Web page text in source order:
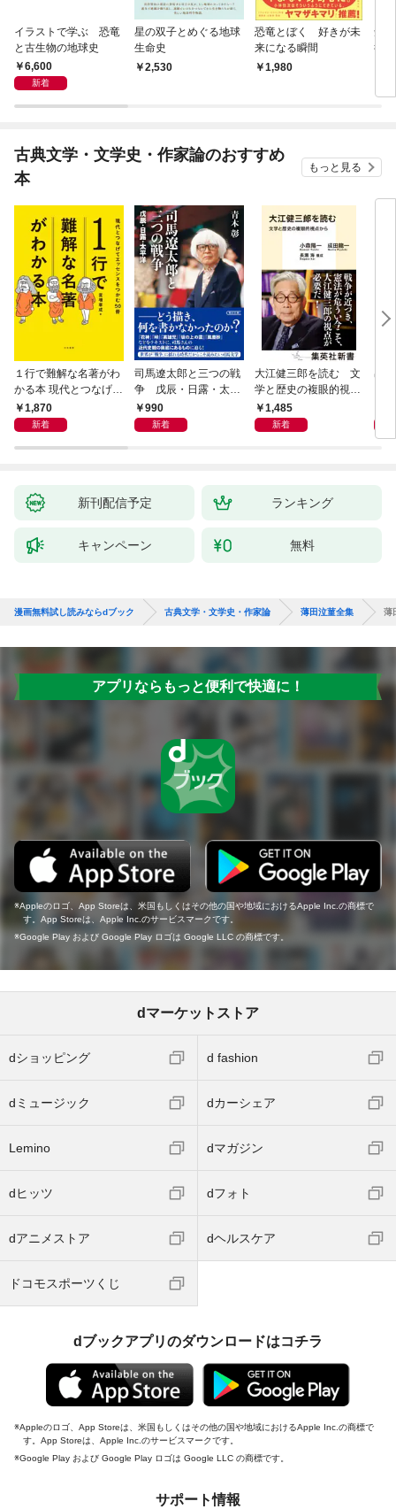
イラストで学ぶ 恐竜
と古生物の地球史
6,600
新着
星の双子とめぐる地球
生命史
2,530
恐竜とぼく 好きが未
来になる瞬間
1,980
知
行
古典文学・文学史・作家論のおすすめ
本
もっと見る
１行で難解な名著がわ
かる本 現代とつなげて
エッセンスをつかむ50
冊
1,870
新着
司馬遼太郎と三つの戦
争 戊辰・日露・太平
洋990
新着
大江健三郎を読む 文
学と歴史の複眼的視点
から1,485
新着
出
新刊配信予定 ランキング
キャンペーン 無料
漫画無料試し読みならdブック 古典文学・文学史・作家論 薄田泣菫全集 薄
アプリならもっと便利で快適に！
Appleのロゴ、App Storeは、米国もしくはその他の国や地域におけるApple Inc.の商標で
す。App Storeは、Apple Inc.のサービスマークです。
Google Play および Google Play ロゴは Google LLC の商標です。
dマーケットストア
dショッピング d fashion
dミュージック dカーシェア
Lemino dマガジン
dヒッツ dフォト
dアニメストア dヘルスケア
ドコモスポーツくじ
dブックアプリのダウンロードはコチラ
Appleのロゴ、App Storeは、米国もしくはその他の国や地域におけるApple Inc.の商標で
す。App Storeは、Apple Inc.のサービスマークです。
Google Play および Google Play ロゴは Google LLC の商標です。
サポート情報